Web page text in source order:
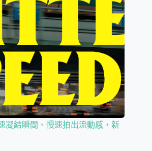
凝結瞬間、慢速拍出流動感，新